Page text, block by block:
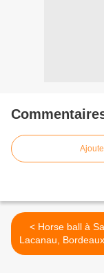
< Horse ball à Saint Lô,
Lacanau, Bordeaux
et Arles